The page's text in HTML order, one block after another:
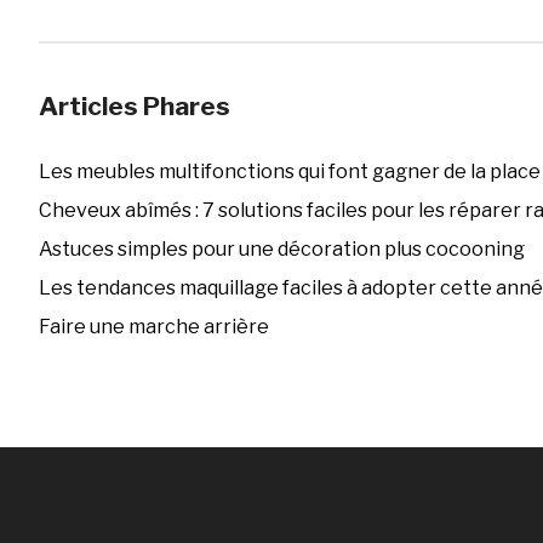
Articles Phares
Les meubles multifonctions qui font gagner de la place
Cheveux abîmés : 7 solutions faciles pour les réparer
Astuces simples pour une décoration plus cocooning
Les tendances maquillage faciles à adopter cette
Faire une marche arrière